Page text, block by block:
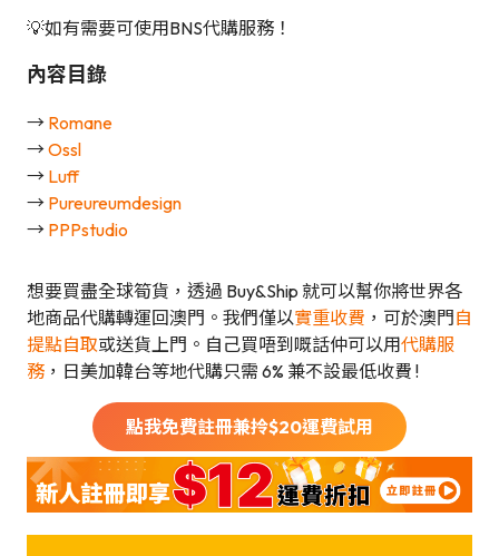
💡如有需要可使用BNS代購服務！
內容目錄
→ Romane
→Ossl
→ Luff
→ Pureureumdesign
→ PPPstudio
想要買盡全球筍貨，透過 Buy&Ship 就可以幫你將世界各
地商品代購轉運回澳門。我們僅以實重收費 ，可於澳門自
提點自取或送貨上門。自己買唔到嘅話仲可以用代購服
務 ，日美加韓台等地代購只需 6% 兼不設最低收費 !
點我免費註冊兼拎$20運費試用